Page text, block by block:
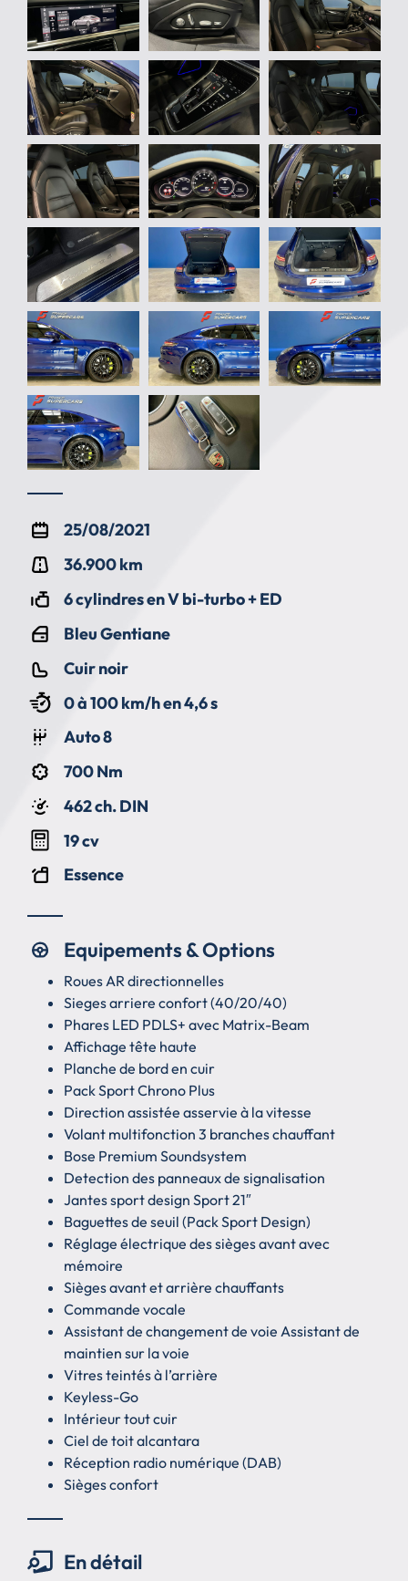
25/08/2021
36.900 km
6 cylindres en V bi-turbo + ED
Bleu Gentiane
Cuir noir
0 à 100 km/h en 4,6 s
Auto 8
700 Nm
462 ch. DIN
19 cv
Essence
Equipements & Options
Roues AR directionnelles
Sieges arriere confort (40/20/40)
Phares LED PDLS+ avec Matrix-Beam
Affichage tête haute
Planche de bord en cuir
Pack Sport Chrono Plus
Direction assistée asservie à la vitesse
Volant multifonction 3 branches chauffant
Bose Premium Soundsystem
Detection des panneaux de signalisation
Jantes sport design Sport 21″
Baguettes de seuil (Pack Sport Design)
Réglage électrique des sièges avant avec
mémoire
Sièges avant et arrière chauffants
Commande vocale
Assistant de changement de voie Assistant de
maintien sur la voie
Vitres teintés à l’arrière
Keyless-Go
Intérieur tout cuir
Ciel de toit alcantara
Réception radio numérique (DAB)
Sièges confort
En détail